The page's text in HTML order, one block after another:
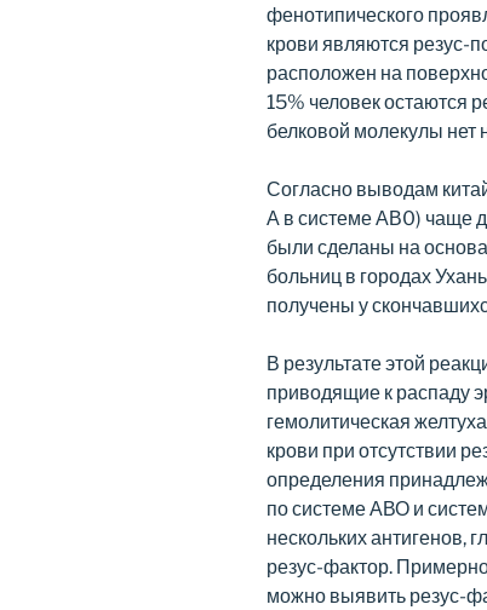
фенотипического
крови являются резус-
расположен на
15% человек остаются
белковой молекулы нет
Согласно выводам
А в системе АВ0) чаще
были сделаны на
больниц в городах
получены у
В результате этой
приводящие к распаду
гемолитическая
крови при отсутствии
определения
по системе АВО и
нескольких антигенов,
резус-фактор.
можно выявить резус-